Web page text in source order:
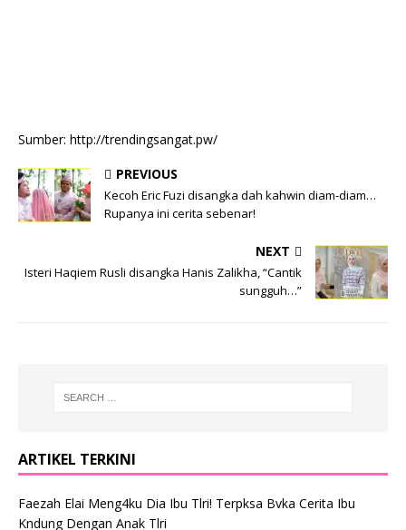
Sumber: http://trendingsangat.pw/
PREVIOUS
Kecoh Eric Fuzi disangka dah kahwin diam-diam…
Rupanya ini cerita sebenar!
NEXT
Isteri Haqiem Rusli disangka Hanis Zalikha, “Cantik
sungguh…”
ARTIKEL TERKINI
Faezah Elai Meng4ku Dia Ibu Tlri! Terpksa Bvka Cerita Ibu
Kndung Dengan Anak Tlri